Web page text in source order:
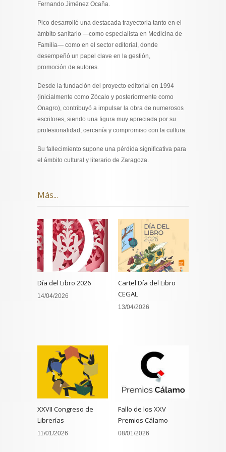
Fernando Jiménez Ocaña.
Pico desarrolló una destacada trayectoria tanto en el
ámbito sanitario —como especialista en Medicina de
Familia— como en el sector editorial, donde
desempeñó un papel clave en la gestión,
promoción de autores.
Desde la fundación del proyecto editorial en 1994
(inicialmente como Zócalo y posteriormente como
Onagro), contribuyó a impulsar la obra de numerosos
escritores, siendo una figura muy apreciada por su
profesionalidad, cercanía y compromiso con la cultura.
Su fallecimiento supone una pérdida significativa para
el ámbito cultural y literario de Zaragoza.
Más...
Día del Libro 2026
14/04/2026
Cartel Día del Libro
CEGAL
13/04/2026
XXVII Congreso de
Librerías
11/01/2026
Fallo de los XXV
Premios Cálamo
08/01/2026